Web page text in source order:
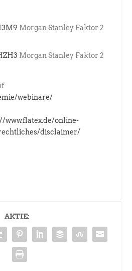
Morgan Stanley Faktor 2
Morgan Stanley Faktor 2
webinare/
www.flatex.de/online-
disclaimer/
AKTIE: